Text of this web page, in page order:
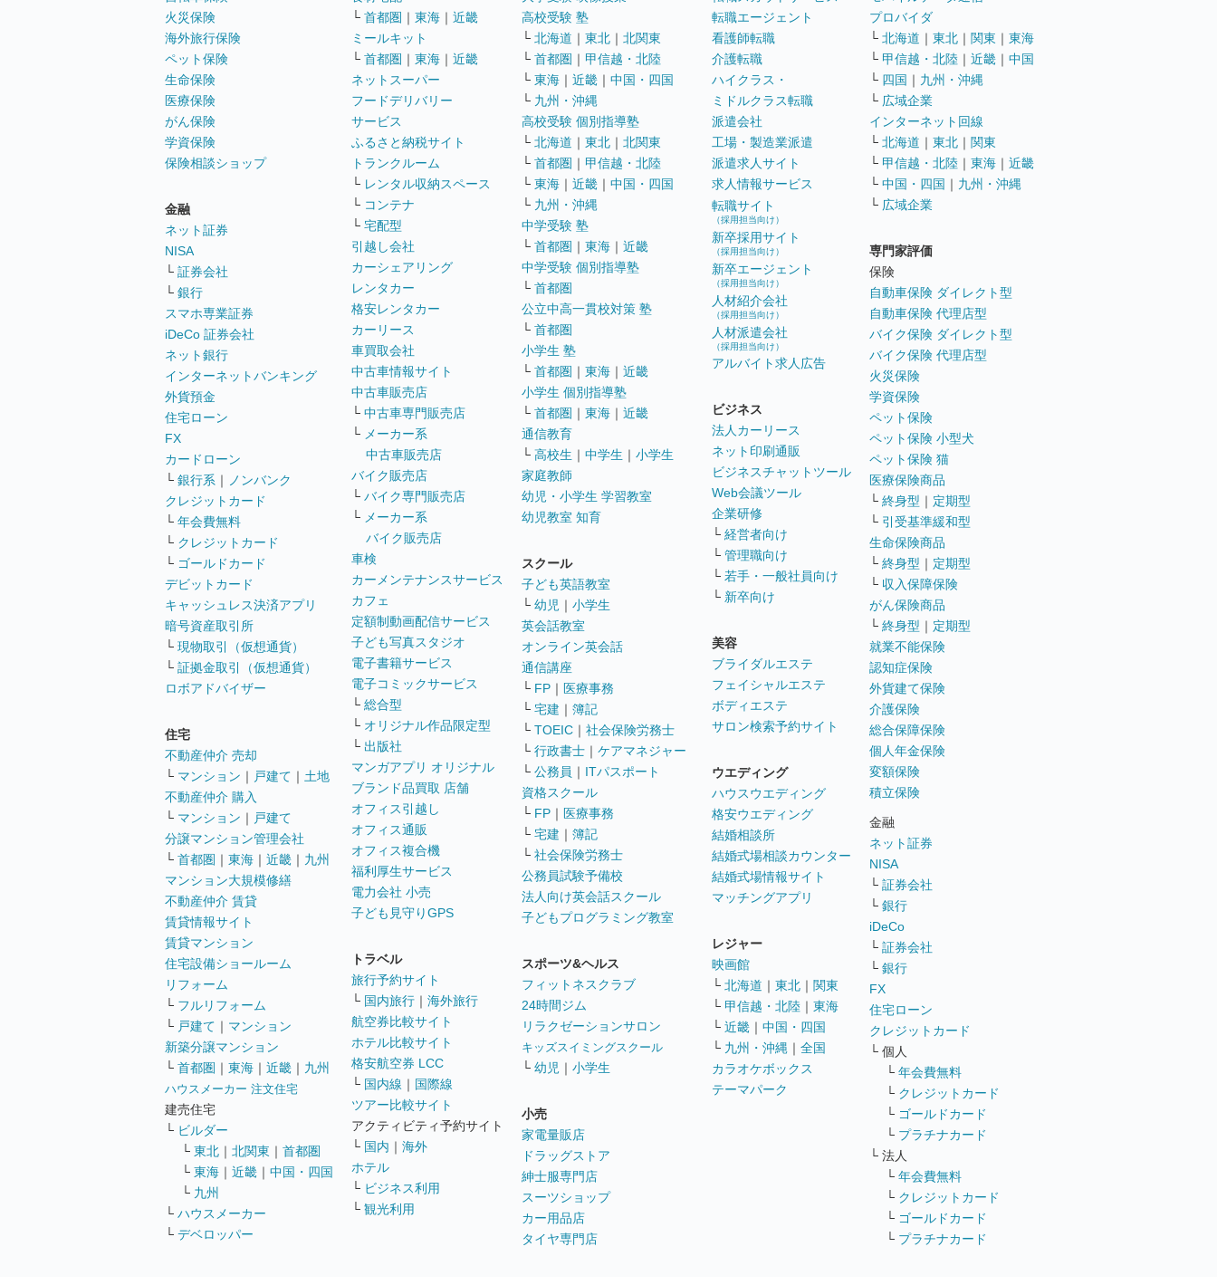
火災保険
海外旅行保険
ペット保険
生命保険
医療保険
がん保険
学資保険
保険相談ショップ
金融
ネット証券
NISA
└ 証券会社
└ 銀行
スマホ専業証券
iDeCo 証券会社
ネット銀行
インターネットバンキング
外貨預金
住宅ローン
FX
カードローン
└ 銀行系 ｜
ノンバンク
クレジットカード
└ 年会費無料
└ クレジットカード
└ ゴールドカード
デビットカード
キャッシュレス決済アプリ
暗号資産取引所
└ 現物取引（仮想通貨）
└ 証拠金取引（仮想通貨）
ロボアドバイザー
住宅
不動産仲介 売却
└ マンション ｜ 戸建て ｜ 土地
不動産仲介 購入
└ マンション ｜ 戸建て
分譲マンション管理会社
└ 首都圏 ｜ 東海 ｜ 近畿 ｜ 九州
マンション大規模修繕
不動産仲介 賃貸
賃貸情報サイト
賃貸マンション
住宅設備ショールーム
リフォーム
└ フルリフォーム
└ 戸建て ｜ マンション
新築分譲マンション
└ 首都圏 ｜ 東海 ｜ 近畿 ｜ 九州
ハウスメーカー 注文住宅
建売住宅
└ ビルダー
└ 東北 ｜ 北関東 ｜ 首都圏
└ 東海 ｜ 近畿 ｜ 中国・四国
└ 九州
└ ハウスメーカー
└ デベロッパー
└ 首都圏 ｜ 東海 ｜ 近畿
ミールキット
└ 首都圏 ｜ 東海 ｜ 近畿
ネットスーパー
フードデリバリー
サービス
ふるさと納税サイト
トランクルーム
└ レンタル収納スペース
└ コンテナ
└ 宅配型
引越し会社
カーシェアリング
レンタカー
格安レンタカー
カーリース
車買取会社
中古車情報サイト
中古車販売店
└ 中古車専門販売店
└ メーカー系
中古車販売店
バイク販売店
└ バイク専門販売店
└ メーカー系
バイク販売店
車検
カーメンテナンスサービス
カフェ
定額制動画配信サービス
子ども写真スタジオ
電子書籍サービス
電子コミックサービス
└ 総合型
└ オリジナル作品限定型
└ 出版社
マンガアプリ オリジナル
ブランド品買取 店舗
オフィス引越し
オフィス通販
オフィス複合機
福利厚生サービス
電力会社 小売
子ども見守りGPS
トラベル
旅行予約サイト
└ 国内旅行 ｜ 海外旅行
航空券比較サイト
ホテル比較サイト
格安航空券 LCC
└ 国内線 ｜ 国際線
ツアー比較サイト
アクティビティ予約サイト
└ 国内 ｜ 海外
ホテル
└ ビジネス利用
└ 観光利用
高校受験 塾
└ 北海道 ｜ 東北 ｜ 北関東
└ 首都圏 ｜ 甲信越・北陸
└ 東海 ｜ 近畿 ｜ 中国・四国
└ 九州・沖縄
高校受験 個別指導塾
└ 北海道 ｜ 東北 ｜ 北関東
└ 首都圏 ｜ 甲信越・北陸
└ 東海 ｜ 近畿 ｜ 中国・四国
└ 九州・沖縄
中学受験 塾
└ 首都圏 ｜ 東海 ｜ 近畿
中学受験 個別指導塾
└ 首都圏
公立中高一貫校対策 塾
└ 首都圏
小学生 塾
└ 首都圏 ｜ 東海 ｜ 近畿
小学生 個別指導塾
└ 首都圏 ｜ 東海 ｜ 近畿
通信教育
└ 高校生 ｜ 中学生 ｜ 小学生
家庭教師
幼児・小学生 学習教室
幼児教室 知育
スクール
子ども英語教室
└ 幼児 ｜ 小学生
英会話教室
オンライン英会話
通信講座
└ FP ｜ 医療事務
└ 宅建 ｜ 簿記
└ TOEIC ｜ 社会保険労務士
└ 行政書士 ｜ ケアマネジャー
└ 公務員 ｜ ITパスポート
資格スクール
└ FP ｜ 医療事務
└ 宅建 ｜ 簿記
└ 社会保険労務士
公務員試験予備校
法人向け英会話スクール
子どもプログラミング教室
スポーツ&ヘルス
フィットネスクラブ
24時間ジム
リラクゼーションサロン
キッズスイミングスクール
└ 幼児 ｜ 小学生
小売
家電量販店
ドラッグストア
紳士服専門店
スーツショップ
カー用品店
タイヤ専門店
転職エージェント
看護師転職
介護転職
ハイクラス・
ミドルクラス転職
派遣会社
工場・製造業派遣
派遣求人サイト
求人情報サービス
転職サイト
（採用担当向け）
新卒採用サイト
（採用担当向け）
新卒エージェント
（採用担当向け）
人材紹介会社
（採用担当向け）
人材派遣会社
（採用担当向け）
アルバイト求人広告
ビジネス
法人カーリース
ネット印刷通販
ビジネスチャットツール
Web会議ツール
企業研修
└ 経営者向け
└ 管理職向け
└ 若手・一般社員向け
└ 新卒向け
美容
ブライダルエステ
フェイシャルエステ
ボディエステ
サロン検索予約サイト
ウエディング
ハウスウエディング
格安ウエディング
結婚相談所
結婚式場相談カウンター
結婚式場情報サイト
マッチングアプリ
レジャー
映画館
└ 北海道 ｜ 東北 ｜ 関東
└ 甲信越・北陸 ｜ 東海
└ 近畿 ｜ 中国・四国
└ 九州・沖縄 ｜ 全国
カラオケボックス
テーマパーク
プロバイダ
└ 北海道 ｜ 東北 ｜ 関東 ｜ 東海
└ 甲信越・北陸 ｜ 近畿 ｜ 中国
└ 四国 ｜ 九州・沖縄
└ 広域企業
インターネット回線
└ 北海道 ｜ 東北 ｜ 関東
└ 甲信越・北陸 ｜ 東海 ｜ 近畿
└ 中国・四国 ｜ 九州・沖縄
└ 広域企業
専門家評価
保険
自動車保険 ダイレクト型
自動車保険 代理店型
バイク保険 ダイレクト型
バイク保険 代理店型
火災保険
学資保険
ペット保険
ペット保険 小型犬
ペット保険 猫
医療保険商品
└ 終身型 ｜ 定期型
└ 引受基準緩和型
生命保険商品
└ 終身型 ｜ 定期型
└ 収入保障保険
がん保険商品
└ 終身型 ｜ 定期型
就業不能保険
認知症保険
外貨建て保険
介護保険
総合保障保険
個人年金保険
変額保険
積立保険
金融
ネット証券
NISA
└ 証券会社
└ 銀行
iDeCo
└ 証券会社
└ 銀行
FX
住宅ローン
クレジットカード
└ 個人
└ 年会費無料
└ クレジットカード
└ ゴールドカード
└ プラチナカード
└ 法人
└ 年会費無料
└ クレジットカード
└ ゴールドカード
└ プラチナカード